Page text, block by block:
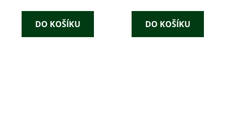
DO KOŠÍKU DO KOŠÍKU